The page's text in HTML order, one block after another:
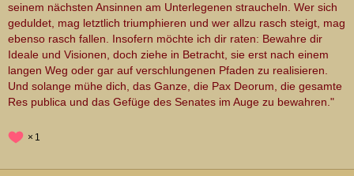
seinem nächsten Ansinnen am Unterlegenen straucheln. Wer sich
geduldet, mag letztlich triumphieren und wer allzu rasch steigt, mag
ebenso rasch fallen. Insofern möchte ich dir raten: Bewahre dir
Ideale und Visionen, doch ziehe in Betracht, sie erst nach einem
langen Weg oder gar auf verschlungenen Pfaden zu realisieren.
Und solange mühe dich, das Ganze, die Pax Deorum, die gesamte
Res publica und das Gefüge des Senates im Auge zu bewahren."
1